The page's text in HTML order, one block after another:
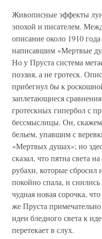
Живописные эффекты
эпохой и писателем.
описание около 1910
написавшим «Мертвые
Но у Пруста система
поэзия, а не гротеск.
прибегнул бы к
заплетающиеся
гротескных гипербол с
бессмыслицы. Он,
бельем, упавшим с
«Мертвых душах»; но
сказал, что пятна света
рубахи, которые сбросил
покойно спала, и
чудная новая сорочка,
же Пруста
идеи бледного света к
перетекает в слух.